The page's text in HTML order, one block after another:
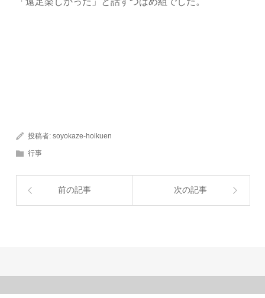
投稿者:soyokaze-hoikuen
行事
前の記事 次の記事